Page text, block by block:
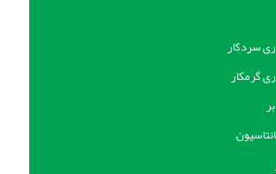
سردکار
گرمکار